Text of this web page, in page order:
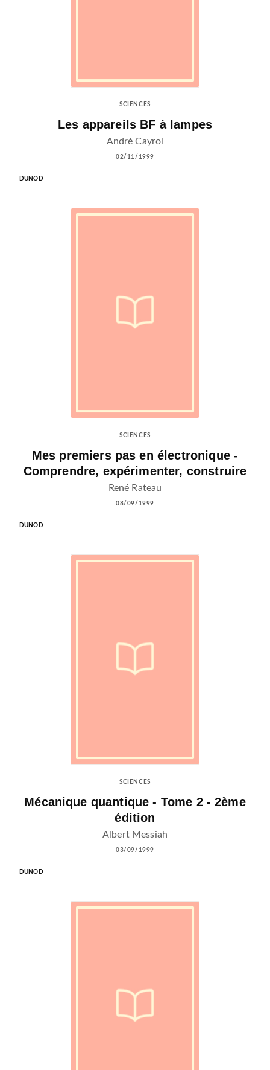
SCIENCES
Les appareils BF à lampes
André Cayrol
02/11/1999
DUNOD
SCIENCES
Mes premiers pas en électronique -
Comprendre, expérimenter, construire
René Rateau
08/09/1999
DUNOD
SCIENCES
Mécanique quantique - Tome 2 - 2ème
édition
Albert Messiah
03/09/1999
DUNOD